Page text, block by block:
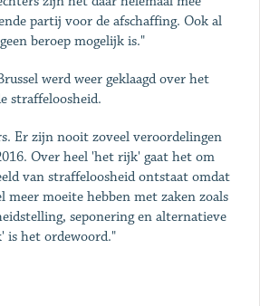
partij voor de afschaffing. Ook al
beroep mogelijk is."
werd weer geklaagd over het
straffeloosheid.
Er zijn nooit zoveel veroordelingen
Over heel 'het rijk' gaat het om
van straffeloosheid ontstaat omdat
meer moeite hebben met zaken zoals
seponering en alternatieve
is het ordewoord."